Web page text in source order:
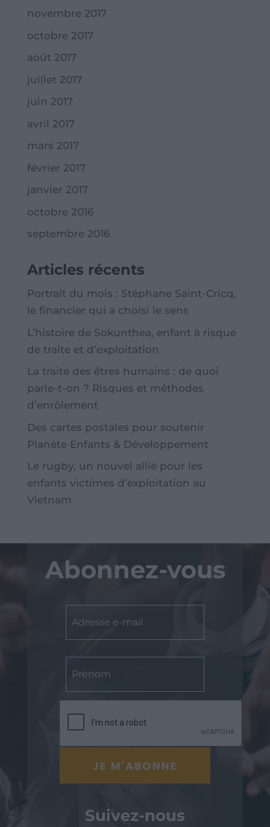
novembre 2017
octobre 2017
août 2017
juillet 2017
juin 2017
avril 2017
mars 2017
février 2017
janvier 2017
octobre 2016
septembre 2016
Articles récents
Portrait du mois : Stéphane Saint-Cricq,
le financier qui a choisi le sens
L’histoire de Sokunthea, enfant à risque
de traite et d’exploitation
La traite des êtres humains : de quoi
parle-t-on ? Risques et méthodes
d’enrôlement
Des cartes postales pour soutenir
Planète Enfants & Développement
Le rugby, un nouvel allié pour les
enfants victimes d’exploitation au
Vietnam
Abonnez-vous
Suivez-nous